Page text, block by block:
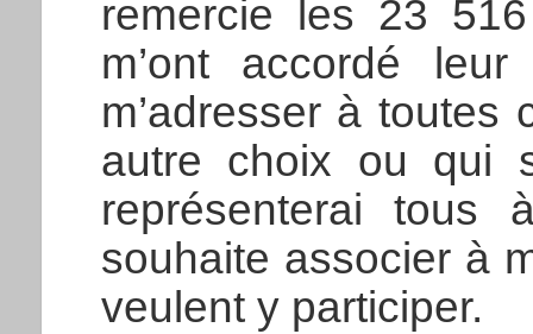
remercie les 23
m’ont accordé
m’adresser à
autre choix ou qui
représenterai tous
souhaite associer à
veulent y participer.